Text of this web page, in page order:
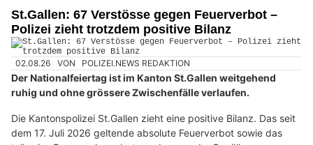
St.Gallen: 67 Verstösse gegen Feuerverbot –
Polizei zieht trotzdem positive Bilanz
02.08.26 VON POLIZEI.NEWS REDAKTION
Der Nationalfeiertag ist im Kanton St.Gallen weitgehend
ruhig und ohne grössere Zwischenfälle verlaufen.
Die Kantonspolizei St.Gallen zieht eine positive Bilanz. Das seit
dem 17. Juli 2026 geltende absolute Feuerverbot sowie das